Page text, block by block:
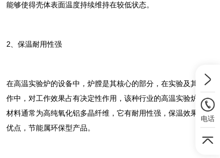
能够使得壳体表面温度持续维持在较低状态。
2、保温耐用性强
在高温实验炉的设备中，炉膛是其核心的部分，在实验及其他工
作中，对工作效果占有决定性作用，该种行业的高温实验炉炉膛
材料通常为高纯氧化铝多晶纤维，它有耐用性强，保温效果好的
优点，节能属环保型产品。
电话